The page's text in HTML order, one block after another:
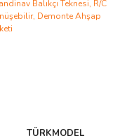
TÜRKMODEL